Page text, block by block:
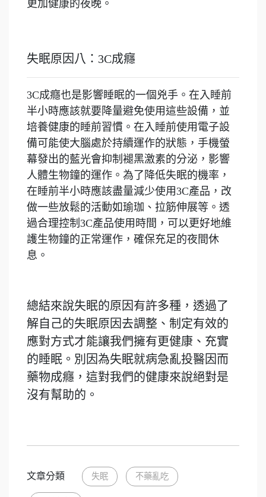
更加健康的夜晚。
失眠原因八：3C成癮
3C成癮也是影響睡眠的一個兇手。在入睡前
半小時應該就要降量避免使用這些設備，並
培養健康的睡前習慣。在入睡前使用電子設
備可能使大腦處於持續運作的狀態，手機螢
幕發出的藍光會抑制褪黑激素的分泌，影響
人體生物鐘的運作。為了降低失眠的機率，
在睡前半小時應該盡量減少使用3C產品，改
做一些放鬆的活動如瑜珈、拉筋伸展等。透
過合理控制3C產品使用時間，可以更好地維
護生物鐘的正常運作，確保充足的夜間休
息。
總結來說失眠的原因有許多種，透過了
解自己的失眠原因去調整、制定有效的
應對方式才能讓我們擁有更健康、充實
的睡眠。別因為失眠就病急亂投醫因而
藥物成癮，這對我們的健康來說絕對是
沒有幫助的。
文章分類 失眠 不藥亂吃